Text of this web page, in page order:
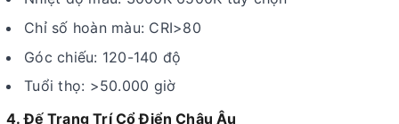
Chỉ số hoàn màu: CRI>80
Góc chiếu: 120-140 độ
Tuổi thọ: >50.000 giờ
4. Đế Trang Trí Cổ Điển Châu Âu